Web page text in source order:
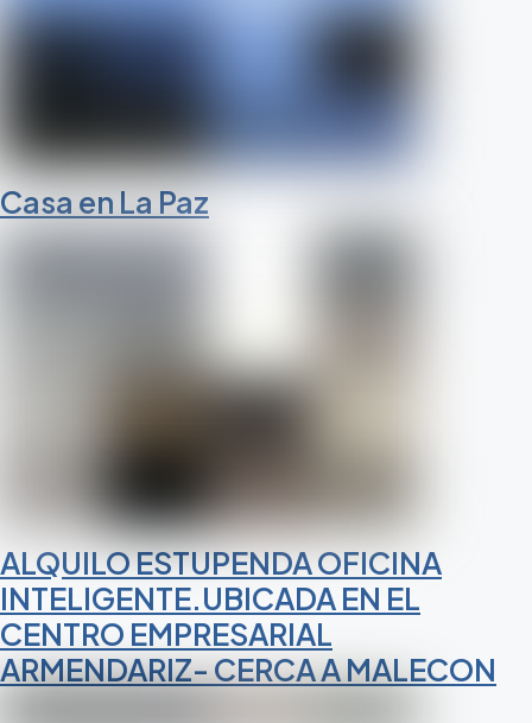
Casa en La Paz
ALQUILO ESTUPENDA OFICINA
INTELIGENTE.UBICADA EN EL
CENTRO EMPRESARIAL
ARMENDARIZ- CERCA A MALECON